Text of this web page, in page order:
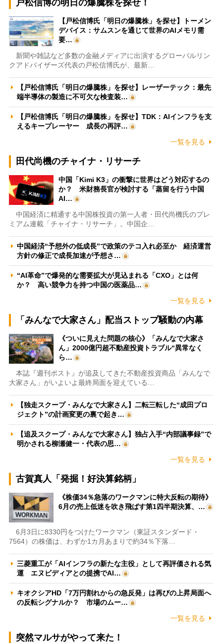
戸松信博の明日の爆騰株を探せ！
【戸松信博氏「明日の爆騰株」を探せ】トーメン
デバイス：サムスンを通じて世界のAIメモリ需
要…
新聞や雑誌など多数の金融メディアに出演するグローバルリン
クアドバイザーズ代表の戸松信博氏が、最新…
【戸松信博氏「明日の爆騰株」を探せ】レーザーテック：最先
端半導体の製造に不可欠な検査装…
【戸松信博氏「明日の爆騰株」を探せ】TDK：AIインフラを支
えるキープレーヤー 成長の再評…
一覧を見る
田代尚機のチャイナ・リサーチ
中国「Kimi K3」の衝撃に世界はどう対応するの
か？ 米財務長官が検討する「蒸留を行う中国
AI…
中国経済に精通する中国株投資の第一人者・田代尚機氏のプレ
ミアム連載「チャイナ・リサーチ」。中国企…
中国経済“予想外の低成長”で政策のテコ入れ必至か 経済運営
方針の修正で成長加速が予想さ…
“AI革命”で爆発的な需要拡大が見込まれる「CXO」とは何
か？ 高い競争力を持つ中国の医薬品…
一覧を見る
「みんなで大家さん」配当ストップ騒動の内幕
《ついに見えた問題の核心》「みんなで大家さ
ん」2000億円超不動産投資トラブル“異常なく
ら…
本誌『週刊ポスト』が追及してきた不動産投資商品「みんなで
大家さん」がいよいよ最終局面を迎えている…
【独走スクープ・みんなで大家さん】二転三転した“成田プロ
ジェクト”の計画変更の裏で起き…
【追及スクープ・みんなで大家さん】独占入手“内部議事録”で
明かされる柳瀬健一・代表の思…
一覧を見る
古賀真人「発掘！好決算銘柄」
《株価34％急落のワークマンに特大反転の期待》
6月の売上低迷を吹き飛ばす第1四半期決算、…
6月3日に8330円をつけたワークマン（東証スタンダード・
7564）の株価は、わずか1カ月あまりで約34％下落…
三菱重工が「AIインフラの新たな主役」として再評価される気
運 エヌビディアとの提携でAI…
キオクシアHD「7万円割れからの急反発」は再びの上昇局面へ
の反転シグナルか？ 市場のムー…
一覧を見る
突然マルサがやって来た！